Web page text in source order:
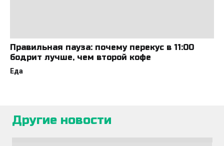
Правильная пауза: почему перекус в 11:00
бодрит лучше, чем второй кофе
Еда
Другие новости